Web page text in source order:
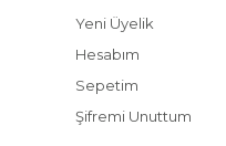
Yeni Üyelik
Hesabım
Sepetim
Şifremi Unuttum